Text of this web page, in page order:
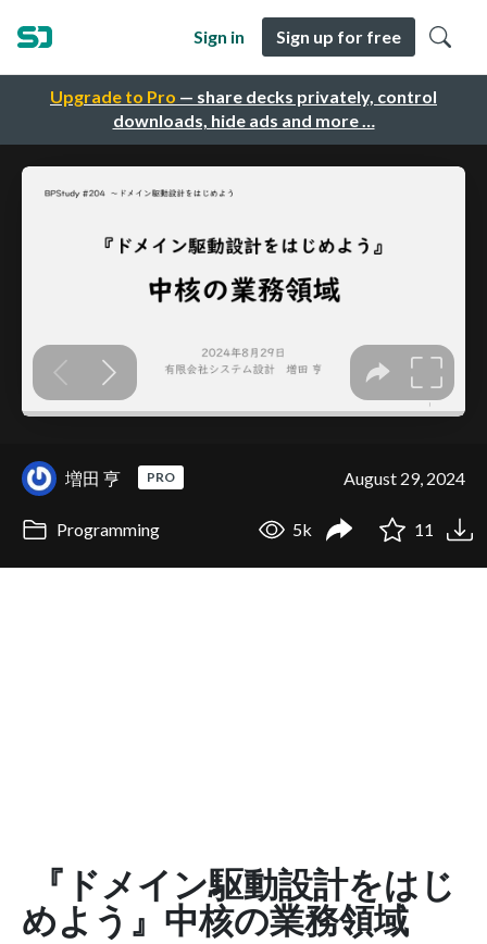
Upgrade to Pro — share decks privately, control
downloads, hide ads and more …
Sign in Sign up for free
増田 亨 PRO August 29, 2024
Programming 5k 11
『ドメイン駆動設計をはじ
めよう』中核の業務領域